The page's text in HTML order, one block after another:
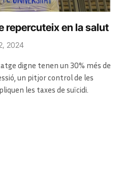
repercuteix en la salut
2024
digne tenen un 30% més de
un pitjor control de les
les taxes de suïcidi.